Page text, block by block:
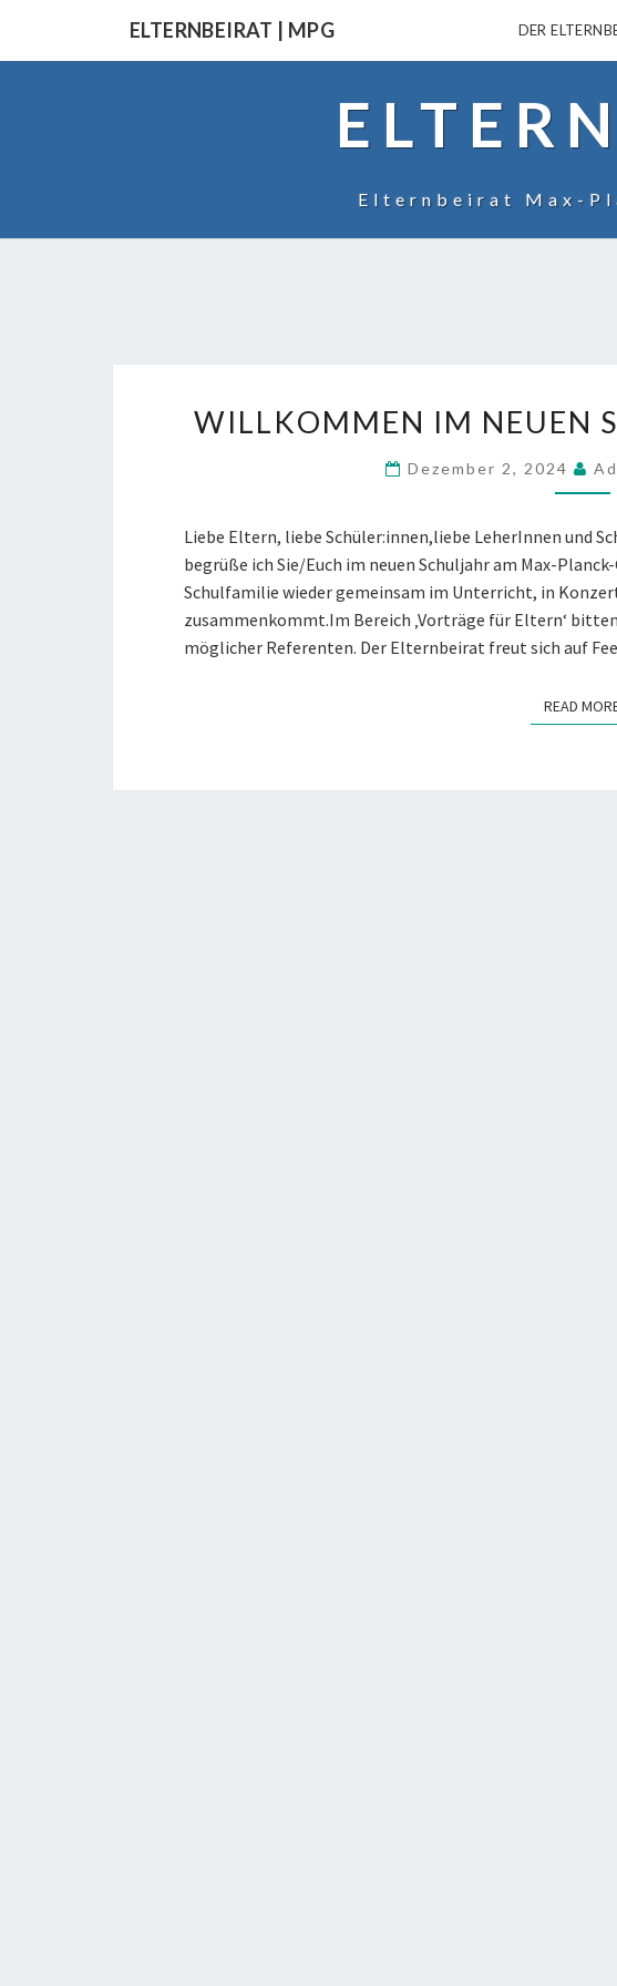
content
ELTERNBEIRAT | MPG DER
Elternbeirat Max-
IM
WILLKOMMEN IM NEUEN
Dezember 2, 2024
Liebe Eltern, liebe Schüler:innen,liebe LeherInnen und
begrüße ich Sie/Euch im neuen Schuljahr am Max-
Schulfamilie wieder gemeinsam im Unterricht, in
zusammenkommt.Im Bereich ‚Vorträge für Eltern‘
möglicher Referenten. Der Elternbeirat freut sich auf
READ